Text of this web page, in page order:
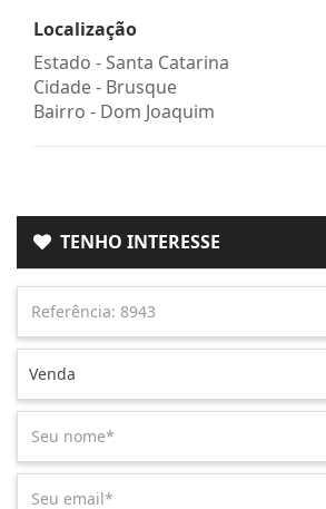
Localização
Estado -Santa Catarina
Cidade - Brusque
Bairro - Dom Joaquim
TENHO INTERESSE
Venda